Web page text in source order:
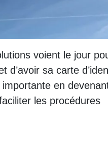
voient le jour
d’avoir sa carte
en
les procédures